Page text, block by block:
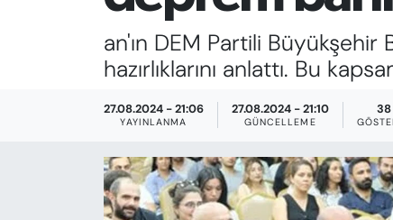
an'ın DEM Partili
hazırlıklarını anlattı. Bu
27.08.2024 - 21:06
YAYINLANMA
27.08.2024 - 21:10
GÜNCELLEME
38
GELİŞTİRMEK
FAYDALI BİLGİLER
GÜNDEM
EĞİTİM
Süper Lig Puan Durumu ve Fikstür
Son Dakika Haberleri
Haber Arşivi